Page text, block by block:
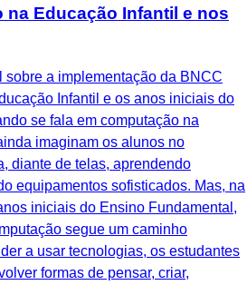
na Educação Infantil e nos
sobre a implementação da BNCC
Infantil e os anos iniciais do
se fala em computação na
imaginam os alunos no
diante de telas, aprendendo
equipamentos sofisticados. Mas, na
iniciais do Ensino Fundamental,
segue um caminho
a usar tecnologias, os estudantes
formas de pensar, criar,